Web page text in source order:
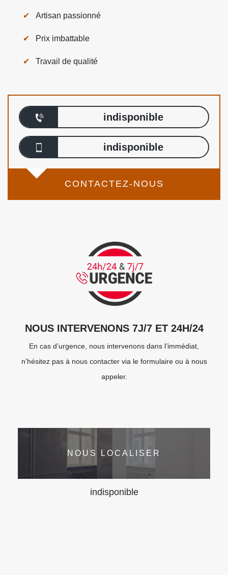
Artisan passionné
Prix imbattable
Travail de qualité
indisponible
indisponible
CONTACTEZ-NOUS
NOUS INTERVENONS 7J/7 ET 24H/24
En cas d’urgence, nous intervenons dans l’immédiat,
n’hésitez pas à nous contacter via le formulaire ou à nous
appeler.
NOUS LOCALISER
indisponible